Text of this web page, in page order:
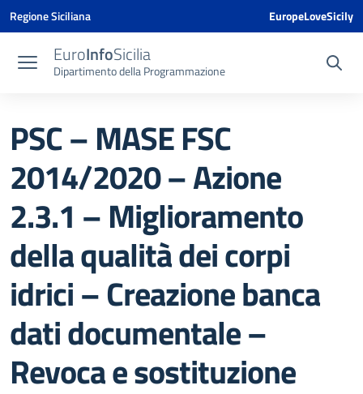
Vai ai contenuti
Vai al menu di navigazione
Vai al footer
Vai al banner delle Cookie Policy
Regione Siciliana EuropeLoveSicily
EuroInfoSicilia
Dipartimento della Programmazione
PSC – MASE FSC
2014/2020 – Azione
2.3.1 – Miglioramento
della qualità dei corpi
idrici – Creazione banca
dati documentale –
Revoca e sostituzione